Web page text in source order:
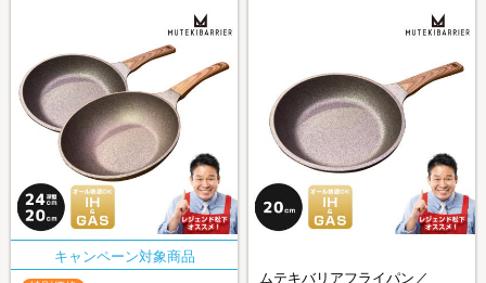
ムテキバリアフライパン／